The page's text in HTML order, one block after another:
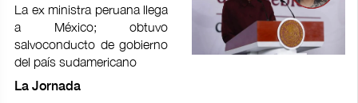
La ex ministra peruana llega
a México; obtuvo
salvoconducto de gobierno
del país sudamericano
La Jornada